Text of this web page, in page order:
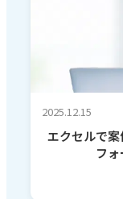
2025.12.15
エクセルで
フ